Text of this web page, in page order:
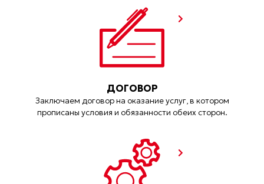
ДОГОВОР
Заключаем договор на оказание услуг, в котором
прописаны условия и обязанности обеих сторон.